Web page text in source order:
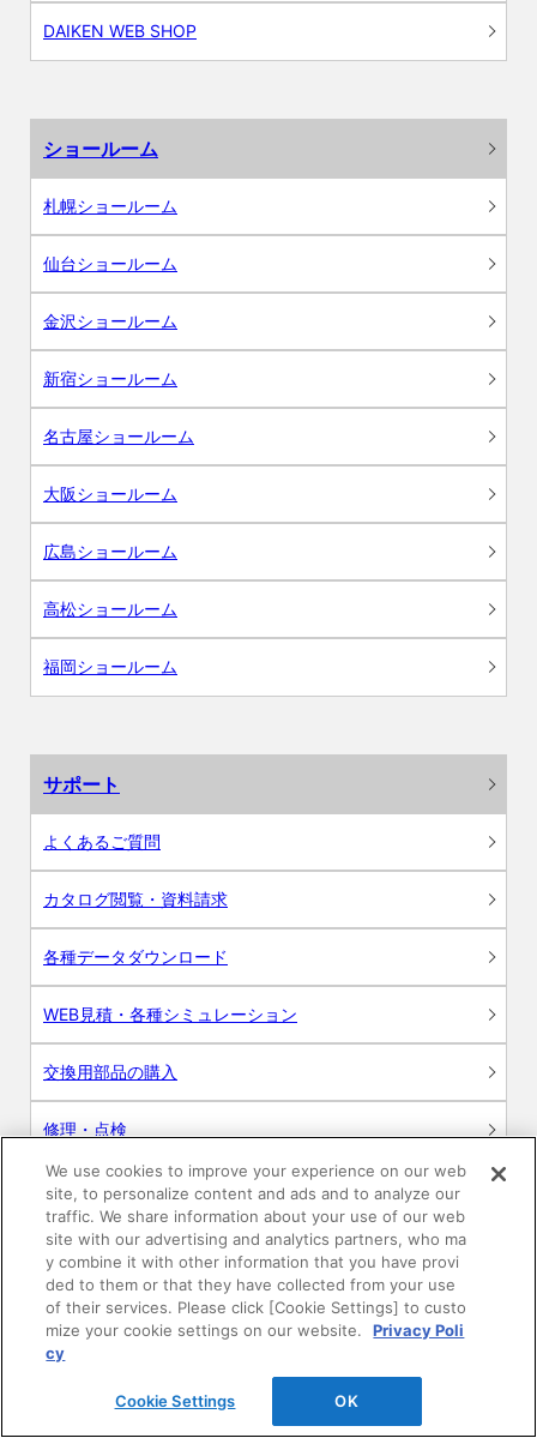
DAIKEN WEB SHOP
ショールーム
札幌ショールーム
仙台ショールーム
金沢ショールーム
新宿ショールーム
名古屋ショールーム
大阪ショールーム
広島ショールーム
高松ショールーム
福岡ショールーム
サポート
よくあるご質問
カタログ閲覧・資料請求
各種データダウンロード
WEB見積・各種シミュレーション
交換用部品の購入
修理・点検
お問い合わせ
ログイン
建築・設計関係者様向けサイト
ユーザー登録サービス
WEB見積システム
We use cookies to improve your experience on our web
site, to personalize content and ads and to analyze our
traffic. We share information about your use of our web
site with our advertising and analytics partners, who ma
y combine it with other information that you have provi
ded to them or that they have collected from your use
of their services. Please click [Cookie Settings] to custo
mize your cookie settings on our website.
Privacy Poli
cy
Cookie Settings OK